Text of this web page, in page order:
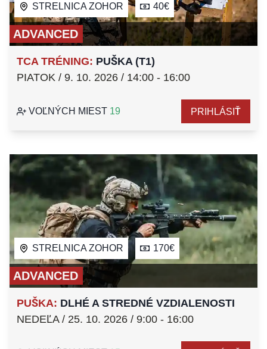
STRELNICA ZOHOR 40€
ADVANCED
TCA TRÉNING: PUŠKA (T1)
PIATOK / 9. 10. 2026 / 14:00 - 16:00
VOĽNÝCH MIEST 19 PRIHLÁSIŤ
STRELNICA ZOHOR 170€
ADVANCED
PUŠKA: DLHÉ A STREDNÉ VZDIALENOSTI
NEDEĽA / 25. 10. 2026 / 9:00 - 16:00